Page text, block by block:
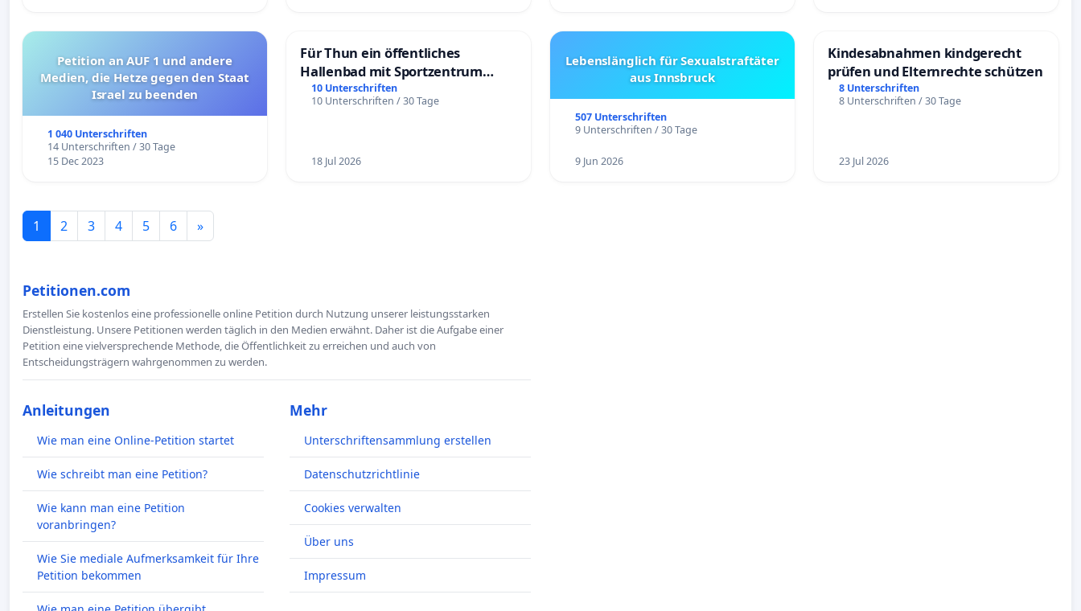
Petition an AUF 1 und andere
Medien, die Hetze gegen den Staat
Israel zu beenden
1 040 Unterschriften
14 Unterschriften / 30 Tage
15 Dec 2023
Für Thun ein öffentliches
Hallenbad mit Sportzentrum
schaffen
10 Unterschriften
10 Unterschriften / 30 Tage
18 Jul 2026
Lebenslänglich für Sexualstraftäter
aus Innsbruck
507 Unterschriften
9 Unterschriften / 30 Tage
9 Jun 2026
Kindesabnahmen kindgerecht
prüfen und Elternrechte schützen
8 Unterschriften
8 Unterschriften / 30 Tage
23 Jul 2026
1 2 3 4 5 6 »
Petitionen.com
Erstellen Sie kostenlos eine professionelle online Petition durch Nutzung unserer leistungsstarken
Dienstleistung. Unsere Petitionen werden täglich in den Medien erwähnt. Daher ist die Aufgabe einer
Petition eine vielversprechende Methode, die Öffentlichkeit zu erreichen und auch von
Entscheidungsträgern wahrgenommen zu werden.
Anleitungen
Wie man eine Online-Petition startet
Wie schreibt man eine Petition?
Wie kann man eine Petition
voranbringen?
Wie Sie mediale Aufmerksamkeit für Ihre
Petition bekommen
Mehr
Unterschriftensammlung erstellen
Datenschutzrichtlinie
Cookies verwalten
Über uns
Impressum